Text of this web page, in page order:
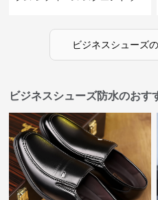
ビジネスシューズの
ビジネスシューズ防水のおす